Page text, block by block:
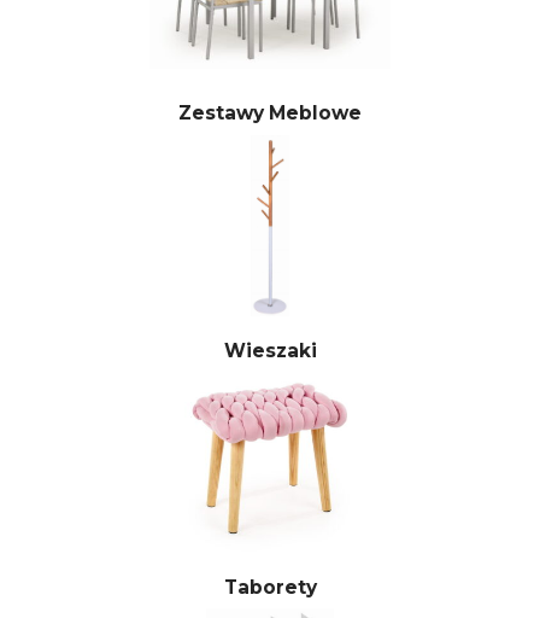
Zestawy Meblowe
Wieszaki
Taborety